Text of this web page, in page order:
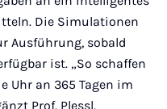
Die Simulationen
Ausführung, sobald
ist. „So schaffen
Uhr an 365 Tagen im
Prof. Plessl.